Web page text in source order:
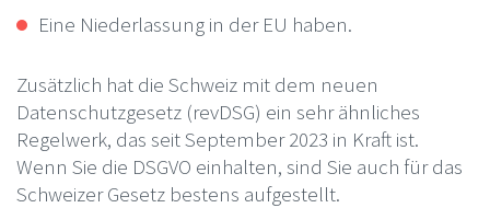
Eine Niederlassung in der EU haben.
Zusätzlich hat die Schweiz mit dem neuen
Datenschutzgesetz (revDSG) ein sehr ähnliches
Regelwerk, das seit September 2023 in Kraft ist.
Wenn Sie die DSGVO einhalten, sind Sie auch für das
Schweizer Gesetz bestens aufgestellt.